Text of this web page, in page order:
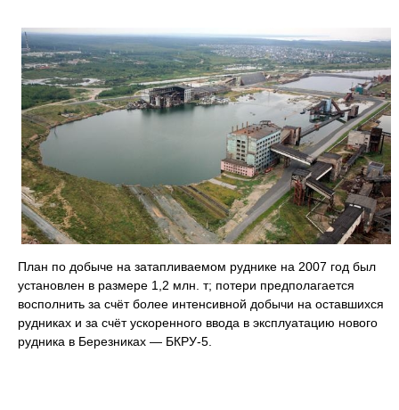
План по добыче на затапливаемом руднике на 2007 год был
установлен в размере 1,2 млн. т; потери предполагается
восполнить за счёт более интенсивной добычи на оставшихся
рудниках и за счёт ускоренного ввода в эксплуатацию нового
рудника в Березниках — БКРУ-5.